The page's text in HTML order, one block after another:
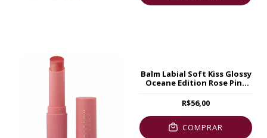
Balm Labial Soft Kiss Glossy
Oceane Edition Rose Pink
R$56,00
COMPRAR